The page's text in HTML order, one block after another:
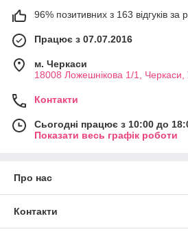
96% позитивних з 163 відгуків за
Працює з 07.07.2016
м. Черкаси
18008 Ложешнікова 1/1, Черкаси,
Контакти
Сьогодні працює з 10:00 до
Показати весь графік роботи
Про нас
Контакти